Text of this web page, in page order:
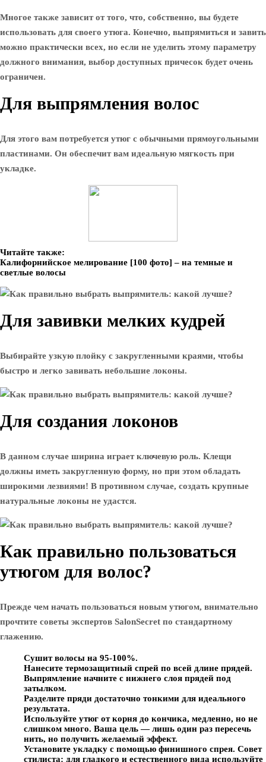
Многое также зависит от того, что, собственно, вы будете
использовать для своего утюга. Конечно, выпрямиться и завить
можно практически всех, но если не уделить этому параметру
должного внимания, выбор доступных причесок будет очень
ограничен.
Для выпрямления волос
Для этого вам потребуется утюг с обычными прямоугольными
пластинами. Он обеспечит вам идеальную мягкость при
укладке.
Читайте также:
Калифорнийское мелирование [100 фото] – на темные и
светлые волосы
Для завивки мелких кудрей
Выбирайте узкую плойку с закругленными краями, чтобы
быстро и легко завивать небольшие локоны.
Для создания локонов
В данном случае ширина играет ключевую роль. Клещи
должны иметь закругленную форму, но при этом обладать
широкими лезвиями! В противном случае, создать крупные
натуральные локоны не удастся.
Как правильно пользоваться
утюгом для волос?
Прежде чем начать пользоваться новым утюгом, внимательно
прочтите советы экспертов SalonSecret по стандартному
глажению.
Сушит волосы на 95-100%.
Нанесите термозащитный спрей по всей длине прядей.
Выпрямление начните с нижнего слоя прядей под
затылком.
Разделите пряди достаточно тонкими для идеального
результата.
Используйте утюг от корня до кончика, медленно, но не
слишком много. Ваша цель — лишь один раз пересечь
нить, но получить желаемый эффект.
Установите укладку с помощью финишного спрея. Совет
стилиста: для гладкого и естественного вида используйте